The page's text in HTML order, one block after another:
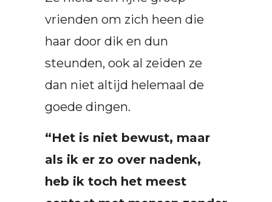
vrienden om zich heen die
haar door dik en dun
steunden, ook al zeiden ze
dan niet altijd helemaal de
goede dingen.
“Het is niet bewust, maar
als ik er zo over nadenk,
heb ik toch het meest